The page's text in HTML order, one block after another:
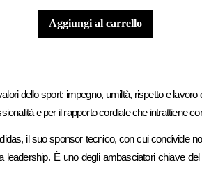
aggiungi al carrello
dello sport: impegno, umiltà, rispetto e lavoro
e per il rapporto cordiale che intrattiene
il suo sponsor tecnico, con cui condivide
leadership. È uno degli ambasciatori chiave